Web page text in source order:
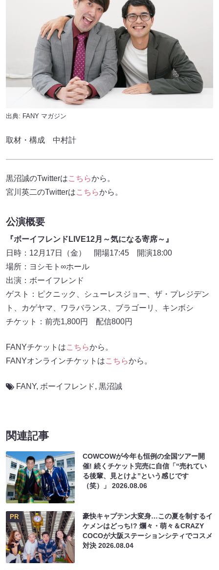
出典: FANY マガジン
取材・構成 中村計
黒沼誠のTwitterはこちらから。
宮川英二のTwitterはこちらから。
公演概要
『ボーイフレンド LIVE12月～気になる寄席～』
日時：12月17日（金） 開場17:45 開演18:00
場所：ヨシモト∞ホール
出演：ボーイフレンド
ゲスト：ピクニック、シューレスジョー、ザ・プレジデン
ト、カゲヤマ、ワラバランス、ブラゴーリ、キンボシ
チケット：前売1,800円 配信800円
FANYチケットはこちらから。
FANYオンラインチケットはこちらから。
FANY, ボーイフレンド, 黒沼誠
関連記事
COWCOWが今年も恒例の全国ツアー開
催! 続くチケット完売に自信「“売れてい
る後輩、見とけよ”という感じです
（笑）」2026.08.06
PR
豪快キャプテン大変身…この夏を制するイ
ケメンはどっち!? 爛々・萌々＆CRAZY
COCOが大阪ステーションシティでコスメ
対決2026.08.04